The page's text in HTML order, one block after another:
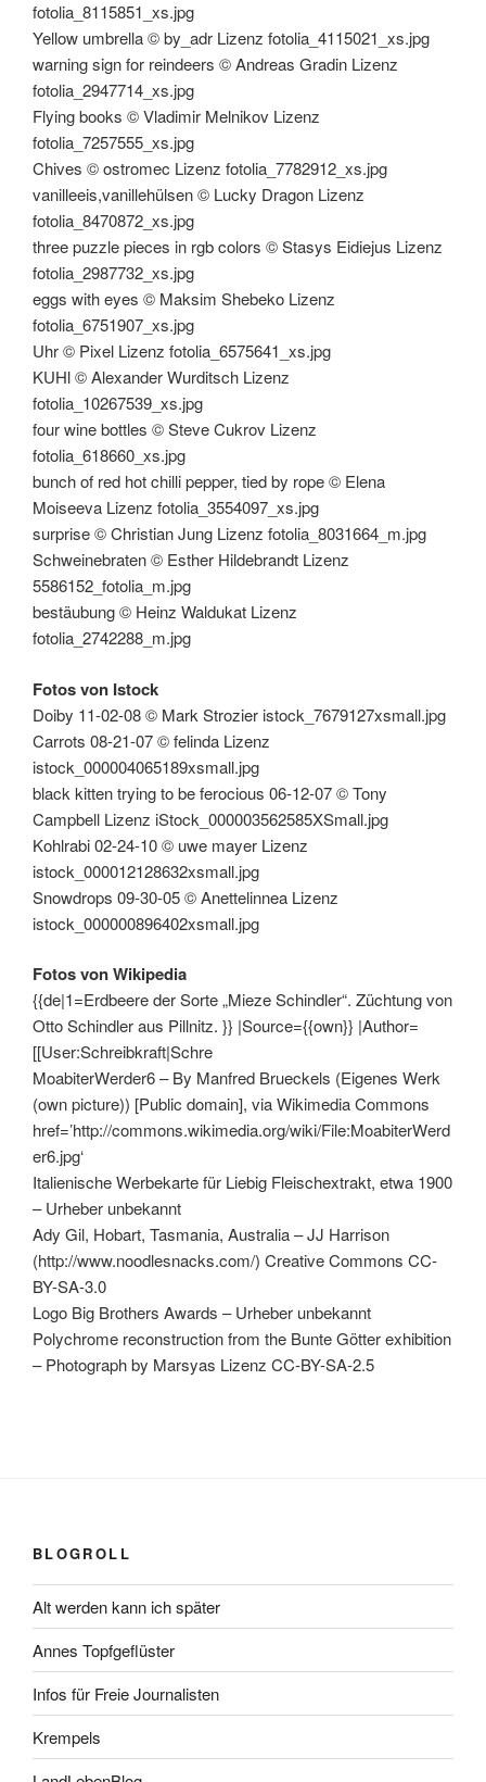
fotolia_8115851_xs.jpg
Yellow umbrella © by_adr Lizenz fotolia_4115021_xs.jpg
warning sign for reindeers © Andreas Gradin Lizenz
fotolia_2947714_xs.jpg
Flying books © Vladimir Melnikov Lizenz
fotolia_7257555_xs.jpg
Chives © ostromec Lizenz fotolia_7782912_xs.jpg
vanilleeis,vanillehülsen © Lucky Dragon Lizenz
fotolia_8470872_xs.jpg
three puzzle pieces in rgb colors © Stasys Eidiejus Lizenz
fotolia_2987732_xs.jpg
eggs with eyes © Maksim Shebeko Lizenz
fotolia_6751907_xs.jpg
Uhr © Pixel Lizenz fotolia_6575641_xs.jpg
KUHl © Alexander Wurditsch Lizenz
fotolia_10267539_xs.jpg
four wine bottles © Steve Cukrov Lizenz
fotolia_618660_xs.jpg
bunch of red hot chilli pepper, tied by rope © Elena
Moiseeva Lizenz fotolia_3554097_xs.jpg
surprise © Christian Jung Lizenz fotolia_8031664_m.jpg
Schweinebraten © Esther Hildebrandt Lizenz
5586152_fotolia_m.jpg
bestäubung © Heinz Waldukat Lizenz
fotolia_2742288_m.jpg
Fotos von Istock
Doiby 11-02-08 © Mark Strozier istock_7679127xsmall.jpg
Carrots 08-21-07 © felinda Lizenz
istock_000004065189xsmall.jpg
black kitten trying to be ferocious 06-12-07 © Tony
Campbell Lizenz iStock_000003562585XSmall.jpg
Kohlrabi 02-24-10 © uwe mayer Lizenz
istock_000012128632xsmall.jpg
Snowdrops 09-30-05 © Anettelinnea Lizenz
istock_000000896402xsmall.jpg
Fotos von Wikipedia
{{de|1=Erdbeere der Sorte „Mieze Schindler“. Züchtung von
Otto Schindler aus Pillnitz. }} |Source={{own}} |Author=
[[User:Schreibkraft|Schre
MoabiterWerder6 – By Manfred Brueckels (Eigenes Werk
(own picture)) [Public domain], via Wikimedia Commons
href=’http://commons.wikimedia.org/wiki/File:MoabiterWerd
er6.jpg‘
Italienische Werbekarte für Liebig Fleischextrakt, etwa 1900
– Urheber unbekannt
Ady Gil, Hobart, Tasmania, Australia – JJ Harrison
(http://www.noodlesnacks.com/) Creative Commons CC-
BY-SA-3.0
Logo Big Brothers Awards – Urheber unbekannt
Polychrome reconstruction from the Bunte Götter exhibition
– Photograph by Marsyas Lizenz CC-BY-SA-2.5
BLOGROLL
Alt werden kann ich später
Annes Topfgeflüster
Infos für Freie Journalisten
Krempels